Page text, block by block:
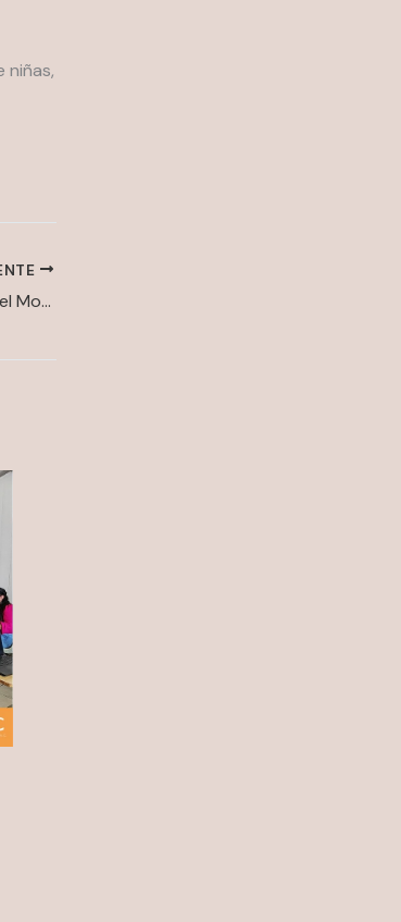
niñas,
¡Continuamos trabajando en el Modelo para la recuperación académica y socioemocional!